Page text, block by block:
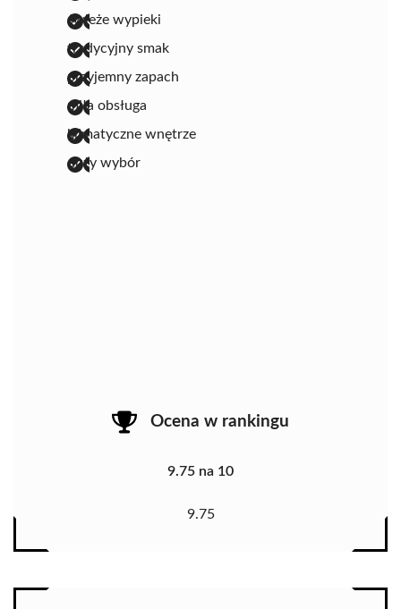
świeże wypieki
tradycyjny smak
przyjemny zapach
miła obsługa
klimatyczne wnętrze
duży wybór
Ocena w rankingu
9.75 na 10
9.75